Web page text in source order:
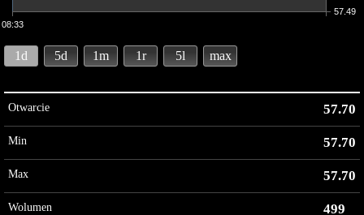
08:33
57.49
1d 5d 1m 1r 5l max
Otwarcie 57.70
Min 57.70
Max 57.70
Wolumen 499